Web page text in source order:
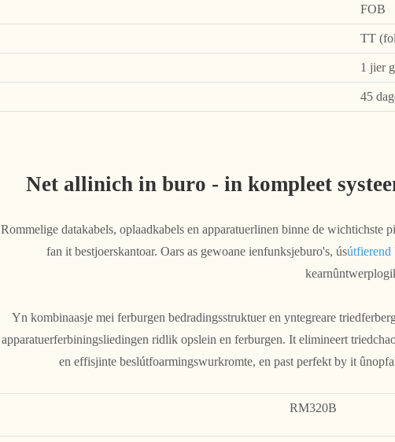
FOB
TT
1 jier
45
Net allinich in buro - in kompleet
Rommelige datakabels, oplaadkabels en apparatuerlinen binne de
fan it bestjoerskantoar. Oars as gewoane ienfunksjeburo's, úsútfierend
Yn kombinaasje mei ferburgen bedradingsstruktuer en yntegreare
apparatuerferbiningsliedingen ridlik opslein en ferburgen. It elimineert
en effisjinte beslútfoarmingswurkromte, en past perfekt by it
RM320B